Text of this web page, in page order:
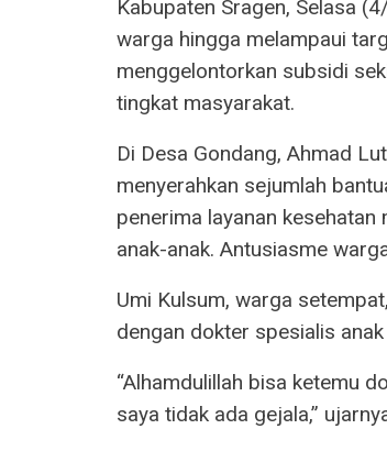
Kabupaten Sragen, Selasa
warga hingga melampaui
menggelontorkan subsidi
tingkat masyarakat.
Di Desa Gondang, Ahmad
menyerahkan sejumlah
penerima layanan
anak-anak. Antusiasme
Umi Kulsum, warga
dengan dokter spesialis
“Alhamdulillah bisa ketemu
saya tidak ada gejala,”